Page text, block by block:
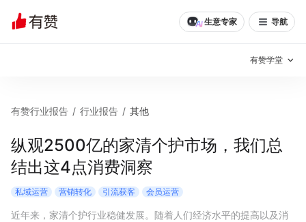
生意专家 导航
有赞学堂
有赞说增长
增长方法
有赞说案例拆解 有赞专家说
有赞成功案例 新零售最佳实践
有赞行业报告 / 行业报告 / 其他
纵观2500亿的家清个护市场，我们总
结出这4点消费洞察
私域运营 营销转化 引流获客 会员运营
近年来，家清个护行业稳健发展。随着人们经济水平的提高以及消